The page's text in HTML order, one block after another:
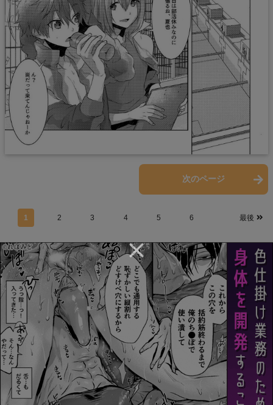
次のページ
1 2 3 4 5 6 最後